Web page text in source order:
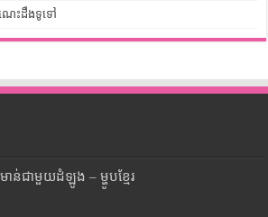
េះដឹងទូទៅ
ាន់ជាមួយដំឡូង – ម្ហូបខ្មែរ